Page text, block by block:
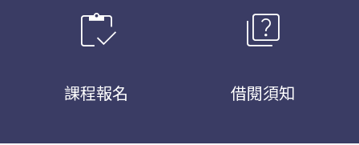
inventory
課程報名
quiz
借閱須知